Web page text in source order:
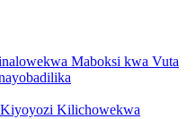
Maboksi kwa Vuta
Kilichowekwa